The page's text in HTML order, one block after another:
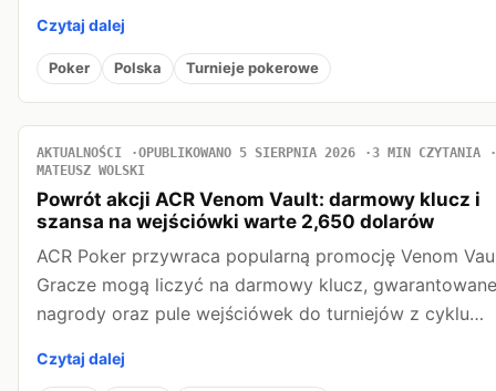
Czytaj dalej
Poker Polska Turnieje pokerowe
AKTUALNOŚCI OPUBLIKOWANO 5 SIERPNIA 2026
3 MIN CZYTANIA
MATEUSZ WOLSKI
Powrót akcji ACR Venom Vault: darmowy klucz i
szansa na wejściówki warte 2,650 dolarów
ACR Poker przywraca popularną promocję Venom
Gracze mogą liczyć na darmowy klucz, gwarantowane
nagrody oraz pule wejściówek do turniejów z cyklu…
Czytaj dalej